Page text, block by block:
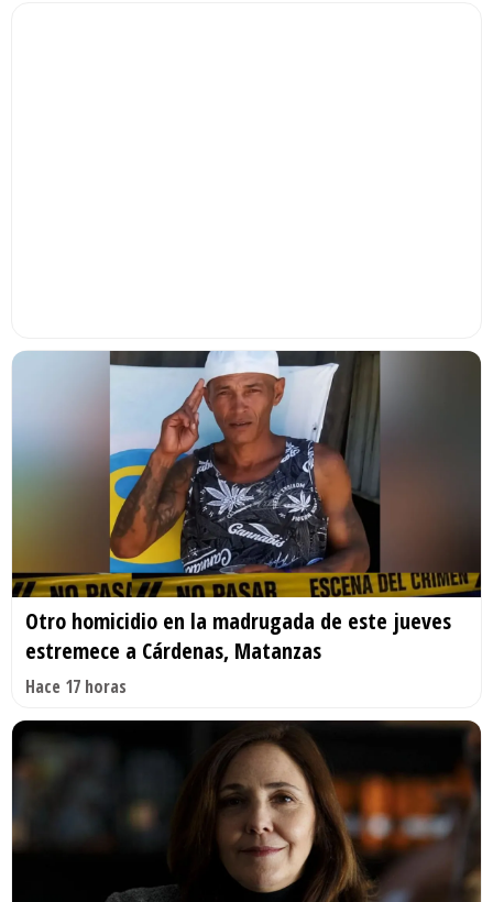
Otro homicidio en la madrugada de este jueves
estremece a Cárdenas, Matanzas
Hace 17 horas